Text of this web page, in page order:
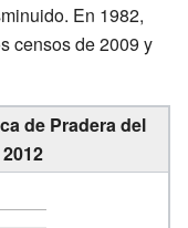
En 1982,
censos de 2009 y
de Pradera del